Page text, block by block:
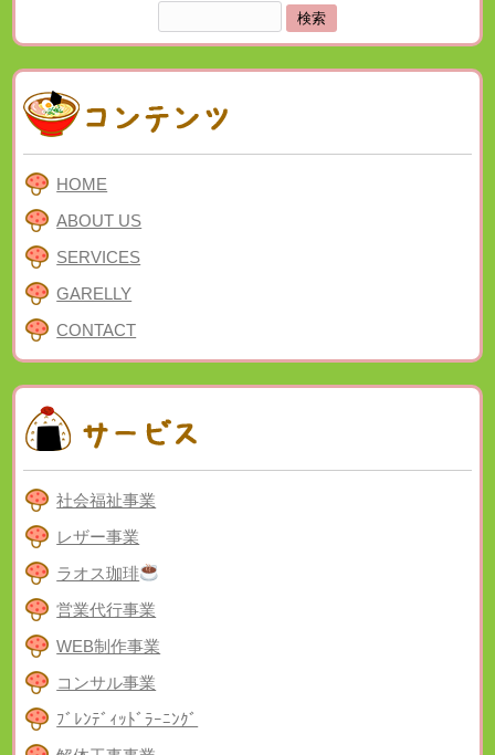
索:
HOME
ABOUT US
SERVICES
GARELLY
CONTACT
社会福祉事業
レザー事業
ラオス珈琲
営業代行事業
WEB制作事業
コンサル事業
ﾌﾞﾚﾝﾃﾞｨｯﾄﾞﾗｰﾆﾝｸﾞ